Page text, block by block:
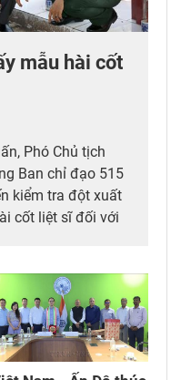
mẫu hài cốt
Phó Chủ tịch
Ban chỉ đạo 515
kiểm tra đột xuất
cốt liệt sĩ đối với
sĩ tham gia